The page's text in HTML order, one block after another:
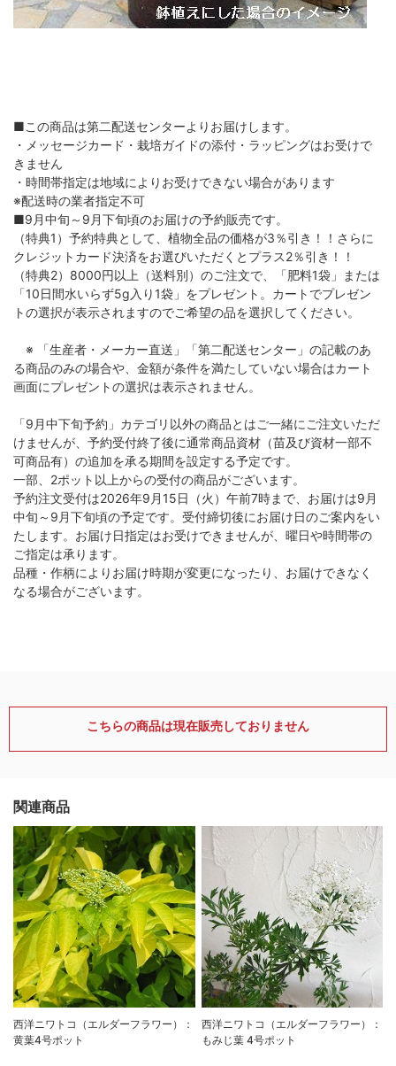
■この商品は第二配送センターよりお届けします。
・メッセージカード・栽培ガイドの添付・ラッピングはお受けで
きません
・時間帯指定は地域によりお受けできない場合があります
※配送時の業者指定不可
■9月中旬～9月下旬頃のお届けの予約販売です。
（特典1）予約特典として、植物全品の価格が3％引き！！さらに
クレジットカード決済をお選びいただくとプラス2％引き！！
（特典2）8000円以上（送料別）のご注文で、「肥料1袋」または
「10日間水いらず5g入り1袋」をプレゼント。カートでプレゼン
トの選択が表示されますのでご希望の品を選択してください。
※ 「生産者・メーカー直送」「第二配送センター」の記載のあ
る商品のみの場合や、金額が条件を満たしていない場合はカート
画面にプレゼントの選択は表示されません。
「9月中下旬予約」カテゴリ以外の商品とはご一緒にご注文いただ
けませんが、予約受付終了後に通常商品資材（苗及び資材一部不
可商品有）の追加を承る期間を設定する予定です。
一部、2ポット以上からの受付の商品がございます。
予約注文受付は2026年9月15日（火）午前7時まで、お届けは9月
中旬～9月下旬頃の予定です。受付締切後にお届け日のご案内をい
たします。お届け日指定はお受けできませんが、曜日や時間帯の
ご指定は承ります。
品種・作柄によりお届け時期が変更になったり、お届けできなく
なる場合がございます。
こちらの商品は現在販売しておりません
関連商品
西洋ニワトコ（エルダーフラワー）：
黄葉4号ポット
西洋ニワトコ（エルダーフラワー）：
もみじ葉 4号ポット